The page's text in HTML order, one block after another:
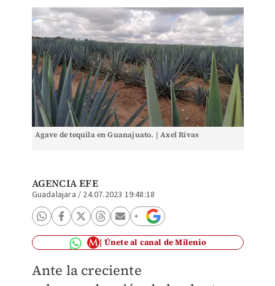
Agave de tequila en Guanajuato. | Axel Rivas
AGENCIA EFE
Guadalajara / 24.07.2023 19:48:18
Únete al canal de Milenio
Ante la creciente